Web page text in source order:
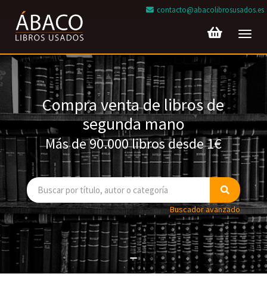
contacto@abacolibrosusados.es
Compra venta de libros de
segunda mano
Más de 90.000 libros desde 1€
Buscador avanzado